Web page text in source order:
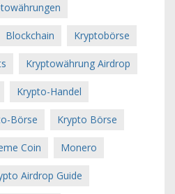
Blockchain Kryptobörse
Kryptowährung Airdrop
Krypto-Handel
Börse Krypto Börse
Coin Monero
Airdrop Guide